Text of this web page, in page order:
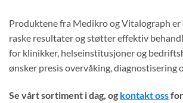
Produktene fra Medikro og Vitalograph er
raske resultater og støtter effektiv
for klinikker, helseinstitusjoner og
ønsker presis overvåking, diagnostisering
Se vårt sortiment i dag, og kontakt oss